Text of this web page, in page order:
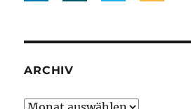
ARCHIV